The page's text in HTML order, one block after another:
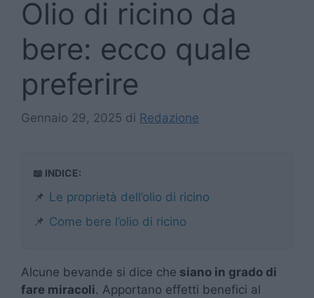
Olio di ricino da
bere: ecco quale
preferire
Gennaio 29, 2025 di Redazione
📖 INDICE:
📌 Le proprietà dell’olio di ricino
📌 Come bere l’olio di ricino
Alcune bevande si dice che siano in grado di
fare miracoli. Apportano effetti benefici al